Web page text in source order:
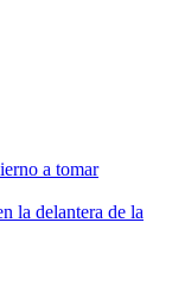
a tomar
la delantera de la